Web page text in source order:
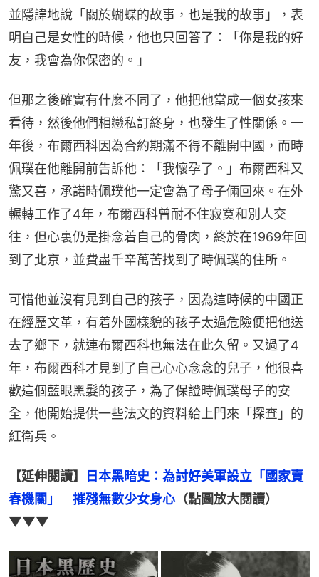
並隱諱地說「關於蝴蝶的故事，也是我的故事」，表
明自己是女性的時候，他也只回答了：「你是我的好
友，我會為你保密的。」
但那之後確實有什麼不同了，他把他當成一個女孩來
看待，然後他們相戀私訂終身，也發生了性關係。一
年後，布爾西科因為合約期滿不得不離開中國，而時
佩璞在他離開前告訴他：「我懷孕了。」布爾西科又
驚又喜，承諾時佩璞他一定會為了母子倆回來。在外
輾轉工作了4年，布爾西科曾耐不住寂寞和別人交
往，但心裏仍是掛念着自己的骨肉，終於在1969年回
到了北京，並費盡千辛萬苦找到了時佩璞的住所。
可惜他並沒有見到自己的孩子，因為這時候的中國正
在經歷文革，有着外國樣貌的孩子太過危險便把他送
去了鄉下，就連布爾西科也無法在此久留。又過了4
年，布爾西科才見到了自己心心念念的兒子，他很喜
歡這個藍眼黑髮的孩子，為了保證時佩璞母子的安
全，他開始提供一些法文的資料給上門來「探查」的
紅衛兵。
【延伸閱讀】
日本黑暗史：為討好美軍設立「國家賣
春機關」　摧殘無數少女身心 （點圖放大閱讀）
▼▼▼